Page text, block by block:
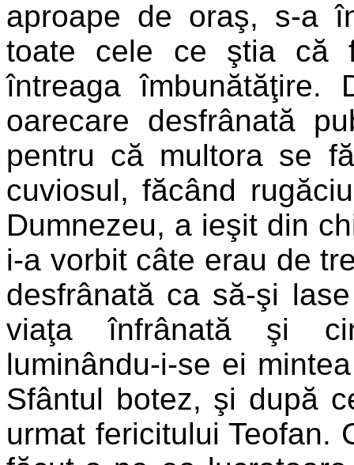
aproape de oraş, s-a
toate cele ce ştia că
întreaga îmbunătăţire.
oarecare desfrânată
pentru că multora se
cuviosul, făcând
Dumnezeu, a ieşit din
i-a vorbit câte erau de
desfrânată ca să-şi
viaţa înfrânată şi
luminându-i-se ei
Sfântul botez, şi după
urmat fericitului Teofan.